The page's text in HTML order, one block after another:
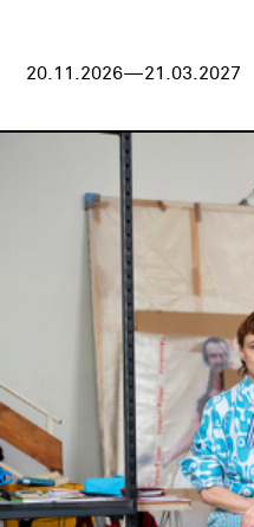
20.11.2026—21.03.2027